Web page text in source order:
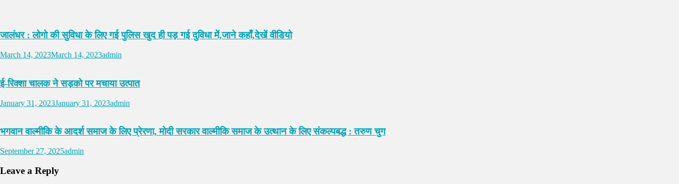
जालंधर : लोगो की सुविधा के लिए गई पुलिस खुद ही पड़ गई दुविधा में,जाने कहाँ,देखें वीडियो
March 14, 2023March 14, 2023admin
ई-रिक्शा चालक ने सड़को पर मचाया उत्पात
January 31, 2023January 31, 2023admin
भगवान वाल्मीकि के आदर्श समाज के लिए प्रेरणा, मोदी सरकार वाल्मीकि समाज के उत्थान के लिए संकल्पबद्ध : तरुण चुग
September 27, 2025admin
Leave a Reply